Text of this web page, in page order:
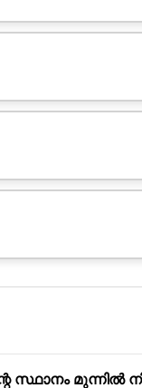
സ്ഥാനം മുന്നിൽ